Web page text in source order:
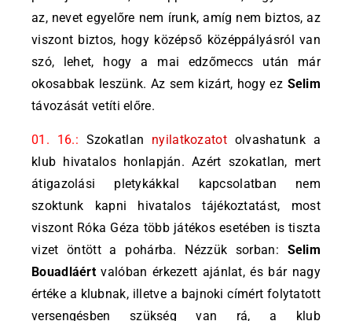
az, nevet egyelőre nem írunk, amíg nem biztos, az
viszont biztos, hogy középső középpályásról van
szó, lehet, hogy a mai edzőmeccs után már
okosabbak leszünk. Az sem kizárt, hogy ez Selim
távozását vetíti előre.
01. 16.: Szokatlan nyilatkozatotolvashatunk a
klub hivatalos honlapján. Azért szokatlan, mert
átigazolási pletykákkal kapcsolatban nem
szoktunk kapni hivatalos tájékoztatást, most
viszont Róka Géza több játékos esetében is tiszta
vizet öntött a pohárba. Nézzük sorban: Selim
Bouadláértvalóban érkezett ajánlat, és bár nagy
értéke a klubnak, illetve a bajnoki címért folytatott
versengésben szükség van rá, a klub